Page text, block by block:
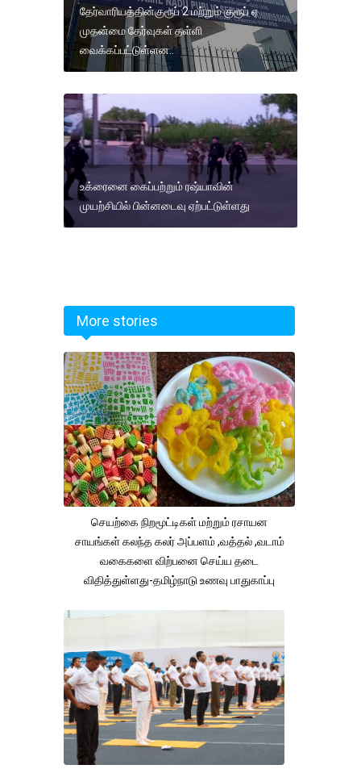
தேர்வாரியத்தின்குரூப் 2 மற்றும் குரூப் ஏ
முதன்மை தேர்வுகள் தள்ளி
வைக்கப்பட்டுள்ளன..
உக்ரைனை கைப்பற்றும் ரஷ்யாவின்
முயற்சியில் பின்னடைவு ஏற்பட்டுள்ளது
More stories
செயற்கை நிறமூட்டிகள் மற்றும் ரசாயன
சாயங்கள் கலந்த கலர் அப்பளம் ,வத்தல் ,வடாம்
வகைகளை விற்பனை செய்ய தடை
விதித்துள்ளது-தமிழ்நாடு உணவு பாதுகாப்பு